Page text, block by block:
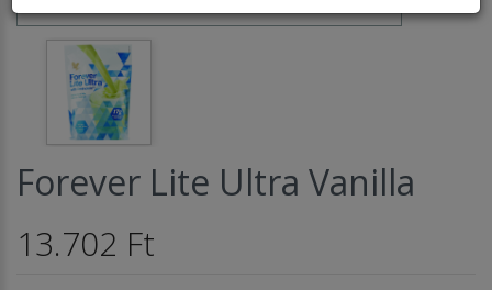
Forever Lite Ultra Vanilla
13.702 Ft